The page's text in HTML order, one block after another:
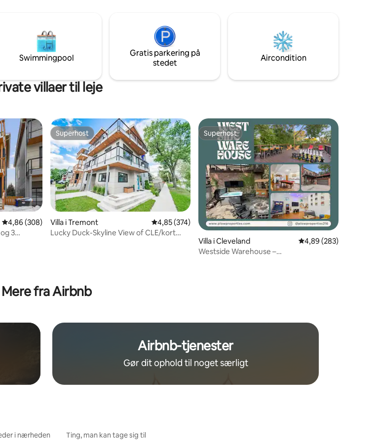
Swimmingpool
Gratis parkering på
stedet
Aircondition
villaer til leje
omtaler
4,86 ud af 5 i gennemsnitlig bedømmelse, 308 omtaler
4,86 (308)
3
Superhost
Superhost
Villa i Tremont 4,85 ud af 5 i gennemsnitlig bedømmelse, 374 omtaler
4,85 (374)
Lucky Duck-Skyline View of CLE/kort
Superhost
Superhost
Villa i Cleveland 4,89 ud af 5 i
4,89 (283)
Westside Warehouse –
Mere fra Airbnb
Airbnb-tjenester
Gør dit ophold til noget særligt
i nærheden Ting, man kan tage sig til